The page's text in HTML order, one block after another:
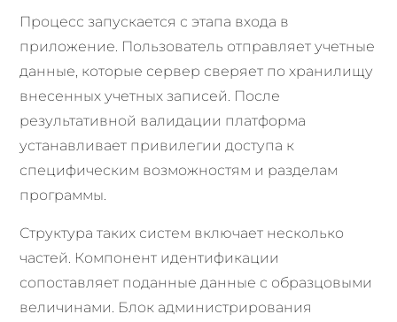
Процесс запускается с этапа входа в
приложение. Пользователь отправляет учетные
данные, которые сервер сверяет по хранилищу
внесенных учетных записей. После
результативной валидации платформа
устанавливает привилегии доступа к
специфическим возможностям и разделам
программы.
Структура таких систем включает несколько
частей. Компонент идентификации
сопоставляет поданные данные с образцовыми
величинами. Блок администрирования